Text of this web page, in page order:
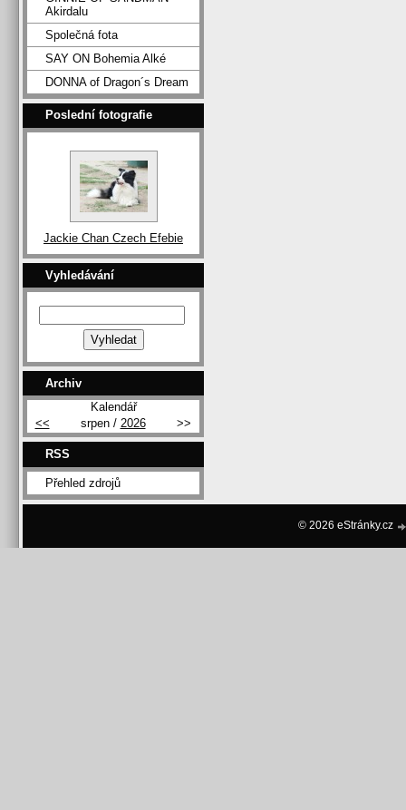
Akirdalu
Společná fota
SAY ON Bohemia Alké
DONNA of Dragon´s Dream
Poslední fotografie
Jackie Chan Czech Efebie
Vyhledávání
Archiv
Kalendář
<<
srpen / 2026 >>
RSS
Přehled zdrojů
© 2026 eStránky.cz